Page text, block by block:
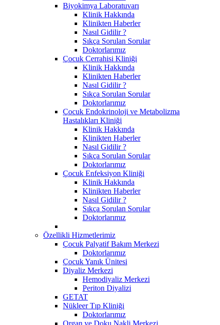
Biyokimya Laboratuvarı
Klinik Hakkında
Klinikten Haberler
Nasıl Gidilir ?
Sıkça Sorulan Sorular
Doktorlarımız
Çocuk Cerrahisi Kliniği
Klinik Hakkında
Klinikten Haberler
Nasıl Gidilir ?
Sıkça Sorulan Sorular
Doktorlarımız
Çocuk Endokrinoloji ve Metabolizma
Hastalıkları Kliniği
Klinik Hakkında
Klinikten Haberler
Nasıl Gidilir ?
Sıkça Sorulan Sorular
Doktorlarımız
Çocuk Enfeksiyon Kliniği
Klinik Hakkında
Klinikten Haberler
Nasıl Gidilir ?
Sıkça Sorulan Sorular
Doktorlarımız
Özellikli Hizmetlerimiz
Çocuk Palyatif Bakım Merkezi
Doktorlarımız
Çocuk Yanık Ünitesi
Diyaliz Merkezi
Hemodiyaliz Merkezi
Periton Diyalizi
GETAT
Nükleer Tıp Kliniği
Doktorlarımız
Organ ve Doku Nakli Merkezi